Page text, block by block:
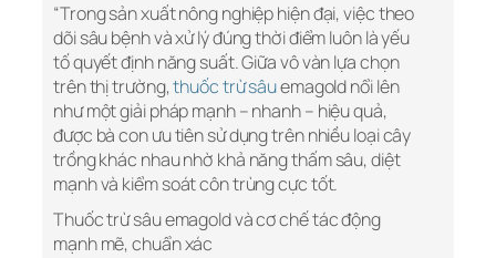
“Trong sản xuất nông nghiệp hiện đại, việc theo
dõi sâu bệnh và xử lý đúng thời điểm luôn là yếu
tố quyết định năng suất. Giữa vô vàn lựa chọn
trên thị trường,thuốc trừ sâuemagold nổi lên
như một giải pháp mạnh – nhanh – hiệu quả,
được bà con ưu tiên sử dụng trên nhiều loại cây
trồng khác nhau nhờ khả năng thấm sâu, diệt
mạnh và kiểm soát côn trùng cực tốt.
Thuốc trừ sâu emagold và cơ chế tác động
mạnh mẽ, chuẩn xác